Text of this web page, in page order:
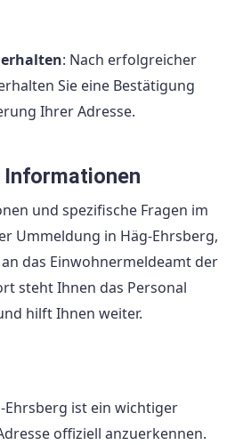
: Nach erfolgreicher
Sie eine Bestätigung
Ihrer Adresse.
und spezifische Fragen im
Ummeldung in Häg-Ehrsberg,
das Einwohnermeldeamt der
steht Ihnen das Personal
hilft Ihnen weiter.
Ehrsberg ist ein wichtiger
offiziell anzuerkennen.